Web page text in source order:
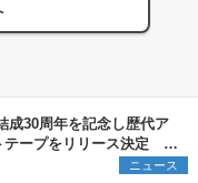
成30周年を記念し歴代ア
テープをリリース決定 ツ
ニュース